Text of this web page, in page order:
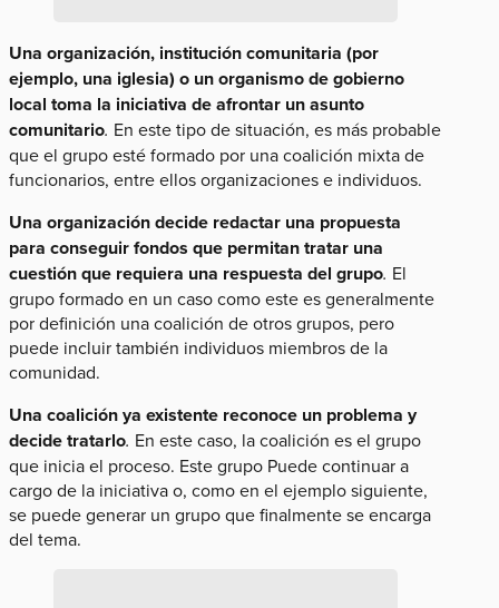
Una organización, institución comunitaria (por
ejemplo, una iglesia) o un organismo de gobierno
local toma la iniciativa de afrontar un asunto
comunitario. En este tipo de situación, es más probable
que el grupo esté formado por una coalición mixta de
funcionarios, entre ellos organizaciones e individuos.
Una organización decide redactar una propuesta
para conseguir fondos que permitan tratar una
cuestión que requiera una respuesta del grupo. El
grupo formado en un caso como este es generalmente
por definición una coalición de otros grupos, pero
puede incluir también individuos miembros de la
comunidad.
Una coalición ya existente reconoce un problema y
decide tratarlo. En este caso, la coalición es el grupo
que inicia el proceso. Este grupo Puede continuar a
cargo de la iniciativa o, como en el ejemplo siguiente,
se puede generar un grupo que finalmente se encarga
del tema.